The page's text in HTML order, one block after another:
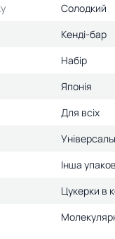
Солодкий
Кенді-бар
Набір
Японія
Для всіх
Інша
Цукерки в